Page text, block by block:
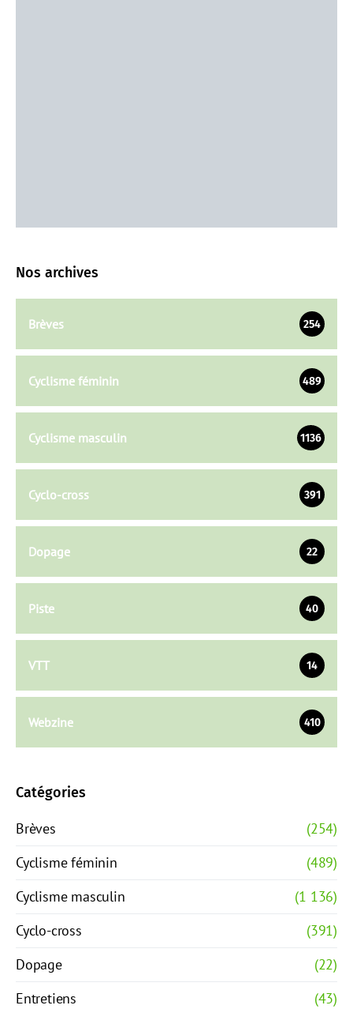
Nos archives
Brèves 254
Cyclisme féminin 489
Cyclisme masculin 1136
Cyclo-cross 391
Dopage 22
Piste 40
VTT 14
Webzine 410
Catégories
Brèves
(254)
Cyclisme féminin
(489)
Cyclisme masculin
(1 136)
Cyclo-cross
(391)
Dopage
(22)
Entretiens
(43)